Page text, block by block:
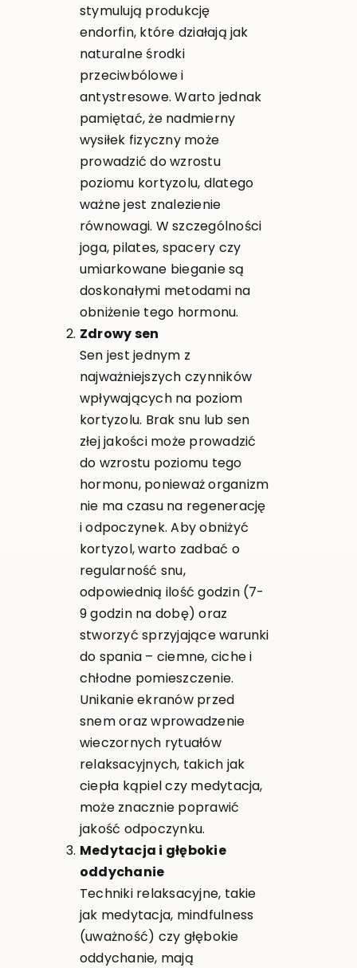
stymulują produkcję
endorfin, które działają jak
naturalne środki
przeciwbólowe i
antystresowe. Warto jednak
pamiętać, że nadmierny
wysiłek fizyczny może
prowadzić do wzrostu
poziomu kortyzolu, dlatego
ważne jest znalezienie
równowagi. W szczególności
joga, pilates, spacery czy
umiarkowane bieganie są
doskonałymi metodami na
obniżenie tego hormonu.
Zdrowy sen
Sen jest jednym z
najważniejszych czynników
wpływających na poziom
kortyzolu. Brak snu lub sen
złej jakości może prowadzić
do wzrostu poziomu tego
hormonu, ponieważ organizm
nie ma czasu na regenerację
i odpoczynek. Aby obniżyć
kortyzol, warto zadbać o
regularność snu,
odpowiednią ilość godzin (7-
9 godzin na dobę) oraz
stworzyć sprzyjające warunki
do spania – ciemne, ciche i
chłodne pomieszczenie.
Unikanie ekranów przed
snem oraz wprowadzenie
wieczornych rytuałów
relaksacyjnych, takich jak
ciepła kąpiel czy medytacja,
może znacznie poprawić
jakość odpoczynku.
Medytacja i głębokie
oddychanie
Techniki relaksacyjne, takie
jak medytacja, mindfulness
(uważność) czy głębokie
oddychanie, mają